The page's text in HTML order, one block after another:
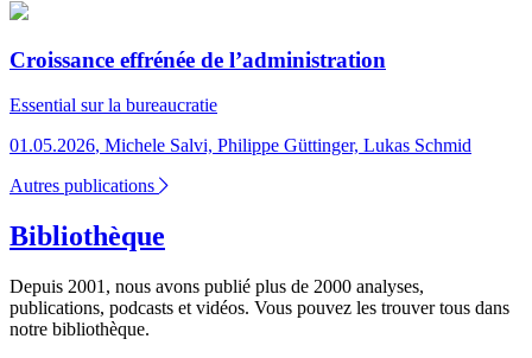
Croissance effrénée de l’administration
Essential sur la bureaucratie
01.05.2026, Michele Salvi, Philippe Güttinger, Lukas Schmid
Autres publications
Bibliothèque
Depuis 2001, nous avons publié plus de 2000 analyses,
publications, podcasts et vidéos. Vous pouvez les trouver tous dans
notre bibliothèque.